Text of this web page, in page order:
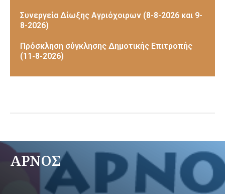
Συνεργεία Δίωξης Αγριόχοιρων (8-8-2026 και 9-
8-2026)
Πρόσκληση σύγκλησης Δημοτικής Επιτροπής
(11-8-2026)
ΑΡΝΟΣ